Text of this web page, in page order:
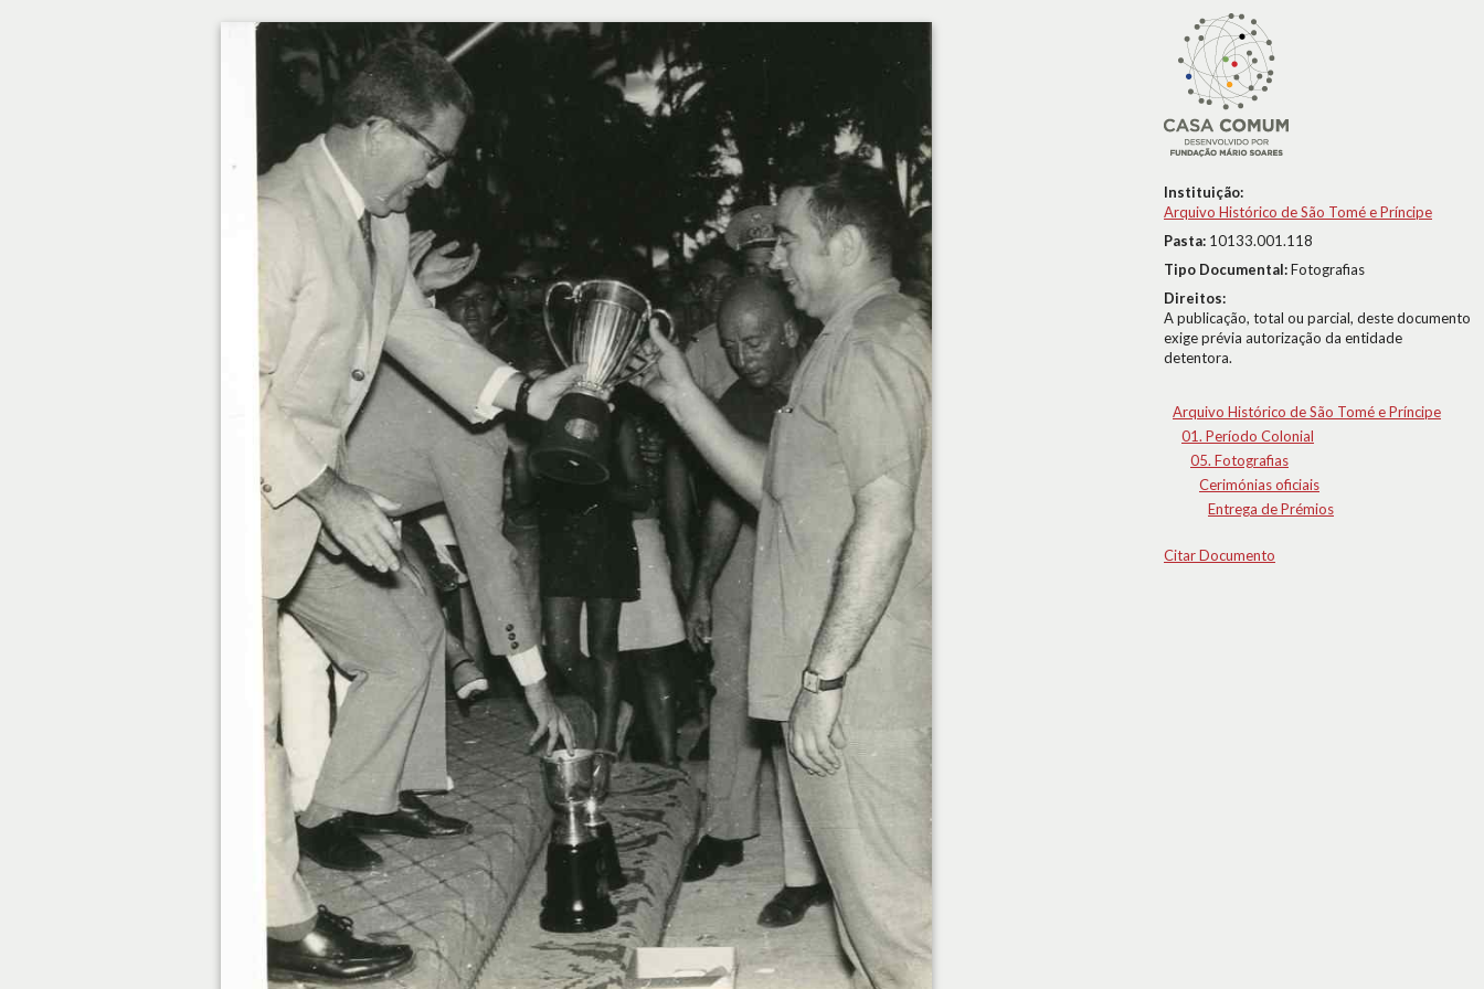
Instituição:
Arquivo Histórico de São Tomé e Príncipe
Pasta: 10133.001.118
Tipo Documental:Fotografias
Direitos:
A publicação, total ou parcial, deste documento
exige prévia autorização da entidade
detentora.
Arquivo Histórico de São Tomé e Príncipe
01. Período Colonial
05. Fotografias
Cerimónias oficiais
Entrega de Prémios
Citar Documento